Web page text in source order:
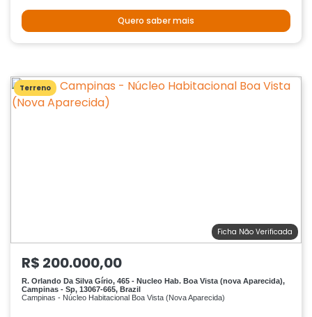
Quero saber mais
Terreno
Ficha Não Verificada
R$ 200.000,00
R. Orlando Da Silva Gírio, 465 - Nucleo Hab. Boa Vista (nova Aparecida),
Campinas - Sp, 13067-665, Brazil
Campinas - Núcleo Habitacional Boa Vista (Nova Aparecida)